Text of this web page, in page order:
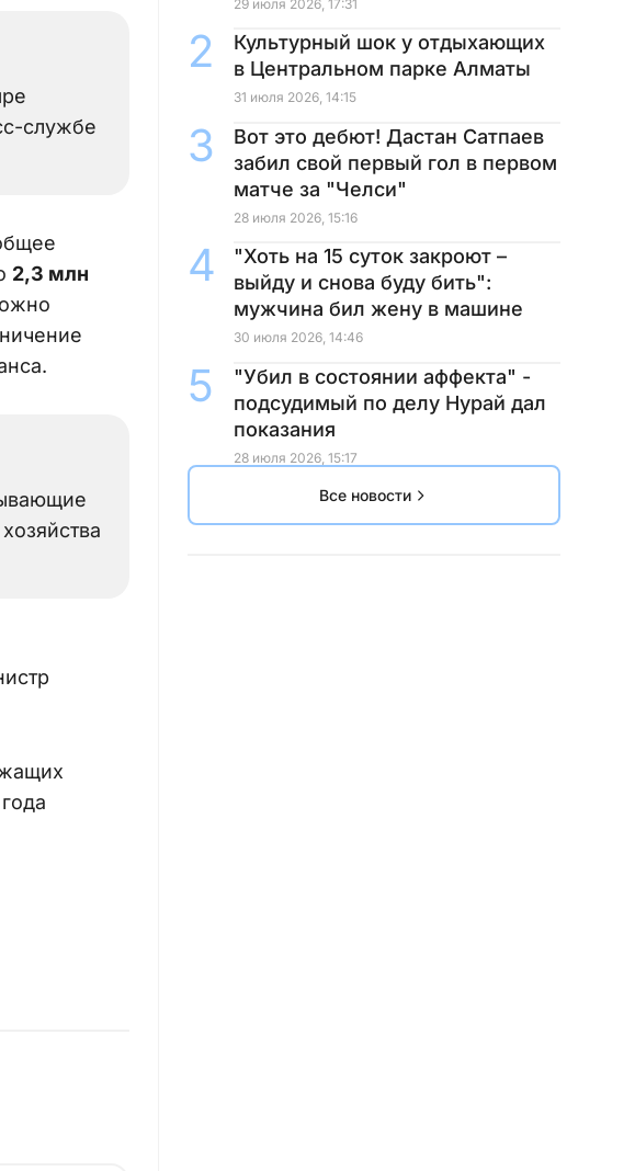
службе
2,3 млн
29 июля 2026, 17:31
Культурный шок у отдыхающих
в Центральном парке Алматы
31 июля 2026, 14:15
Вот это дебют! Дастан Сатпаев
забил свой первый гол в первом
матче за "Челси"
28 июля 2026, 15:16
"Хоть на 15 суток закроют –
выйду и снова буду бить":
мужчина бил жену в машине
30 июля 2026, 14:46
"Убил в состоянии аффекта" -
подсудимый по делу Нурай дал
показания
28 июля 2026, 15:17
Все новости